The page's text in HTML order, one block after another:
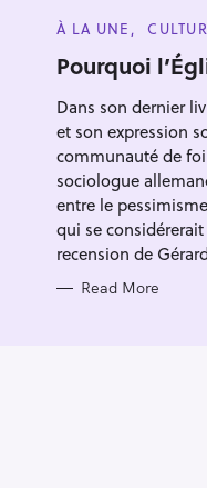
C
T
E
O
R
I
E
S
À LA UNE
Pourquoi
Dans son dernier
et son expression
communauté de
sociologue
entre le
qui se
recension de
Read More